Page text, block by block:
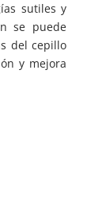
sutiles y
se puede
del cepillo
y mejora